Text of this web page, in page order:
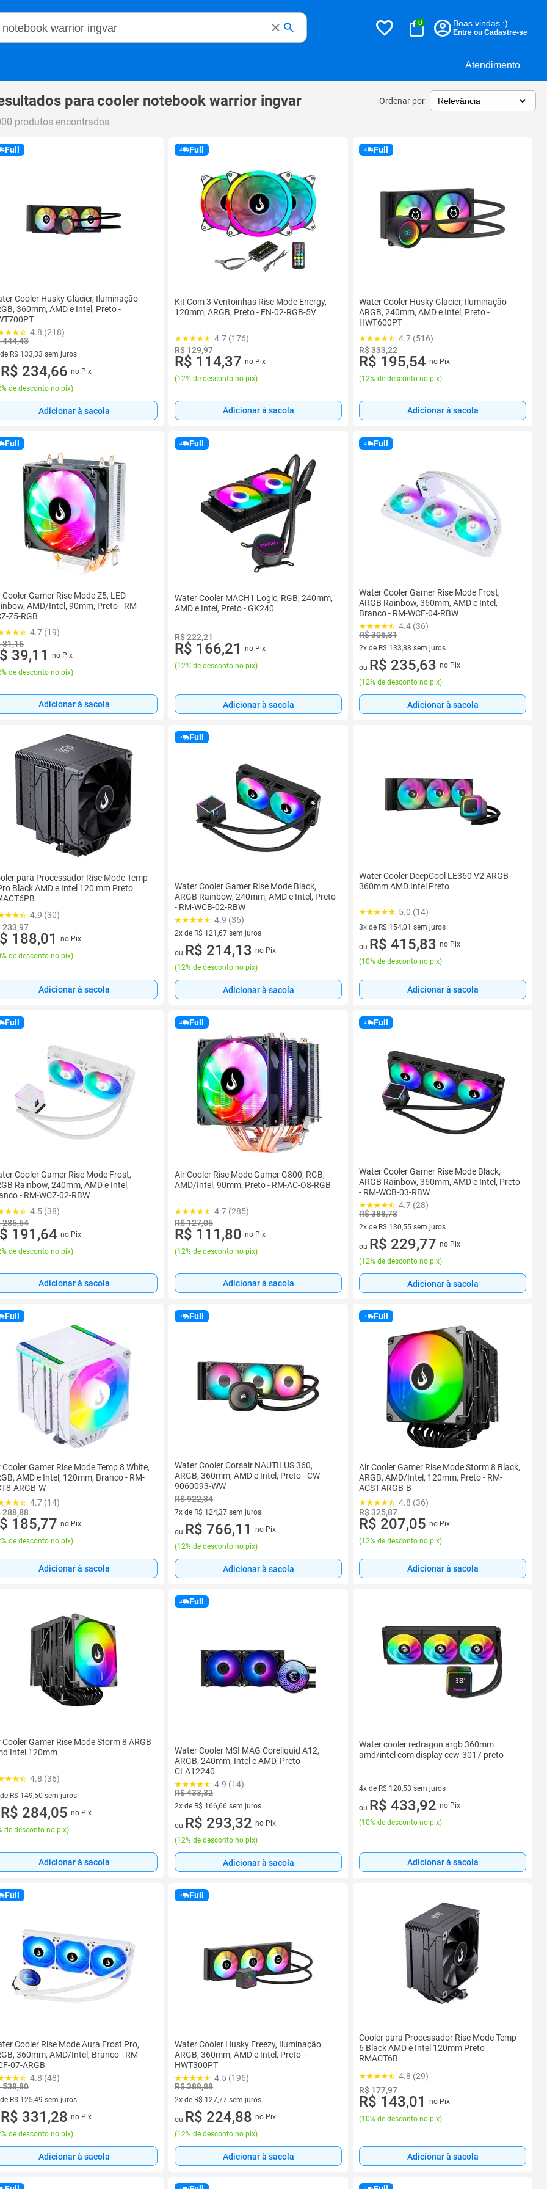
Atendimento
Magalu
0 Boas vindas :)
Entre ou Cadastre-se
paracooler notebook warrior ingvar Ordenar por
produtos encontrados
Full
Cooler Husky Glacier, Iluminação
360mm, AMD e Intel, Preto -
4.8 (218)
444,43
R$ 133,33 sem juros
de R$ 133,33 sem juros
R$ 234,66 no Pix
de desconto no pix)
Adicionar à sacola
Full
Kit Com 3 Ventoinhas Rise Mode Energy,
120mm, ARGB, Preto - FN-02-RGB-5V
4.7 (176)
R$ 129,97
R$ 114,37 no Pix
(12% de desconto no pix)
Adicionar à sacola
Full
Water Cooler Husky Glacier, Iluminação
ARGB, 240mm, AMD e Intel, Preto -
HWT600PT
4.7 (516)
R$ 333,22
R$ 195,54 no Pix
(12% de desconto no pix)
Adicionar à sacola
Full
Cooler Gamer Rise Mode Z5, LED
AMD/Intel, 90mm, Preto - RM-
Z5-RGB
4.7 (19)
81,16
39,11
no Pix
de desconto no pix)
Adicionar à sacola
Full
Water Cooler MACH1 Logic, RGB, 240mm,
AMD e Intel, Preto - GK240
R$ 222,21
R$ 166,21
no Pix
(12% de desconto no pix)
Adicionar à sacola
Full
Water Cooler Gamer Rise Mode Frost,
ARGB Rainbow, 360mm, AMD e Intel,
Branco - RM-WCF-04-RBW
4.4 (36)
R$ 306,81
2x de R$ 133,88 sem juros
2 vez de R$ 133,88 sem juros
ou R$ 235,63 no Pix
(12% de desconto no pix)
Adicionar à sacola
para Processador Rise Mode Temp
Black AMD e Intel 120 mm Preto
4.9 (30)
233,97
188,01
no Pix
de desconto no pix)
Adicionar à sacola
Full
Water Cooler Gamer Rise Mode Black,
ARGB Rainbow, 240mm, AMD e Intel, Preto
- RM-WCB-02-RBW
4.9 (36)
2x de R$ 121,67 sem juros
2 vez de R$ 121,67 sem juros
ou R$ 214,13 no Pix
(12% de desconto no pix)
Adicionar à sacola
Water Cooler DeepCool LE360 V2 ARGB
360mm AMD Intel Preto
5.0 (14)
3x de R$ 154,01 sem juros
3 vez de R$ 154,01 sem juros
ou R$ 415,83 no Pix
(10% de desconto no pix)
Adicionar à sacola
Full
Cooler Gamer Rise Mode Frost,
Rainbow, 240mm, AMD e Intel,
- RM-WCZ-02-RBW
4.5 (38)
285,54
191,64 no Pix
de desconto no pix)
Adicionar à sacola
Full
Air Cooler Rise Mode Gamer G800, RGB,
AMD/Intel, 90mm, Preto - RM-AC-O8-RGB
4.7 (285)
R$ 127,05
R$ 111,80 no Pix
(12% de desconto no pix)
Adicionar à sacola
Full
Water Cooler Gamer Rise Mode Black,
ARGB Rainbow, 360mm, AMD e Intel, Preto
- RM-WCB-03-RBW
4.7 (28)
R$ 388,78
2x de R$ 130,55 sem juros
2 vez de R$ 130,55 sem juros
ou R$ 229,77 no Pix
(12% de desconto no pix)
Adicionar à sacola
Full
Cooler Gamer Rise Mode Temp 8 White,
AMD e Intel, 120mm, Branco - RM-
ARGB-W
4.7 (14)
288,88
185,77 no Pix
de desconto no pix)
Adicionar à sacola
Full
Water Cooler Corsair NAUTILUS 360,
ARGB, 360mm, AMD e Intel, Preto - CW-
9060093-WW
R$ 922,34
7x de R$ 124,37 sem juros
7 vez de R$ 124,37 sem juros
ou R$ 766,11
no Pix
(12% de desconto no pix)
Adicionar à sacola
Full
Air Cooler Gamer Rise Mode Storm 8 Black,
ARGB, AMD/Intel, 120mm, Preto - RM-
ACST-ARGB-B
4.8 (36)
R$ 325,87
R$ 207,05 no Pix
(12% de desconto no pix)
Adicionar à sacola
Cooler Gamer Rise Mode Storm 8 ARGB
Intel 120mm
4.8 (36)
R$ 149,50 sem juros
de R$ 149,50 sem juros
R$ 284,05 no Pix
de desconto no pix)
Adicionar à sacola
Full
Water Cooler MSI MAG Coreliquid A12,
ARGB, 240mm, Intel e AMD, Preto -
CLA12240
4.9 (14)
R$ 433,32
2x de R$ 166,66 sem juros
2 vez de R$ 166,66 sem juros
ou R$ 293,32 no Pix
(12% de desconto no pix)
Adicionar à sacola
Water cooler redragon argb 360mm
amd/intel com display ccw-3017 preto
4x de R$ 120,53 sem juros
4 vez de R$ 120,53 sem juros
ou R$ 433,92 no Pix
(10% de desconto no pix)
Adicionar à sacola
Full
Cooler Rise Mode Aura Frost Pro,
360mm, AMD/Intel, Branco - RM-
07-ARGB
4.8 (48)
538,80
R$ 125,49 sem juros
de R$ 125,49 sem juros
R$ 331,28 no Pix
de desconto no pix)
Adicionar à sacola
Full
Water Cooler Husky Freezy, Iluminação
ARGB, 360mm, AMD e Intel, Preto -
HWT300PT
4.5 (196)
R$ 388,88
2x de R$ 127,77 sem juros
2 vez de R$ 127,77 sem juros
ou R$ 224,88 no Pix
(12% de desconto no pix)
Adicionar à sacola
Cooler para Processador Rise Mode Temp
6 Black AMD e Intel 120mm Preto
RMACT6B
4.8 (29)
R$ 177,97
R$ 143,01
no Pix
(10% de desconto no pix)
Adicionar à sacola